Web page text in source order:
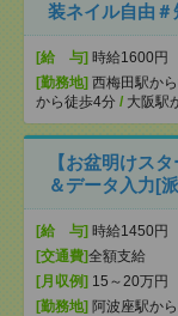
装ネイル自由
[給 与] 時給1600円
[勤務地] 西梅田駅か
から徒歩4分 / 大阪駅
【お盆明けス
＆データ入力[
[給 与] 時給1450円
[交通費]全額支給
[月収例] 15～20万円
[勤務地] 阿波座駅か